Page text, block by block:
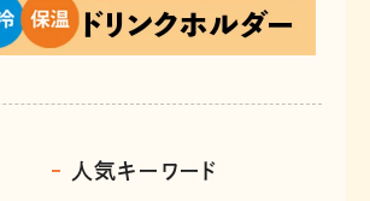
人気キーワード